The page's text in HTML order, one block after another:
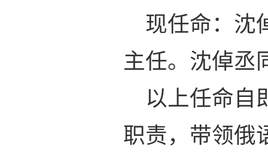
现任命：沈
主任。沈倬丞
以上任命自
职责，带领俄